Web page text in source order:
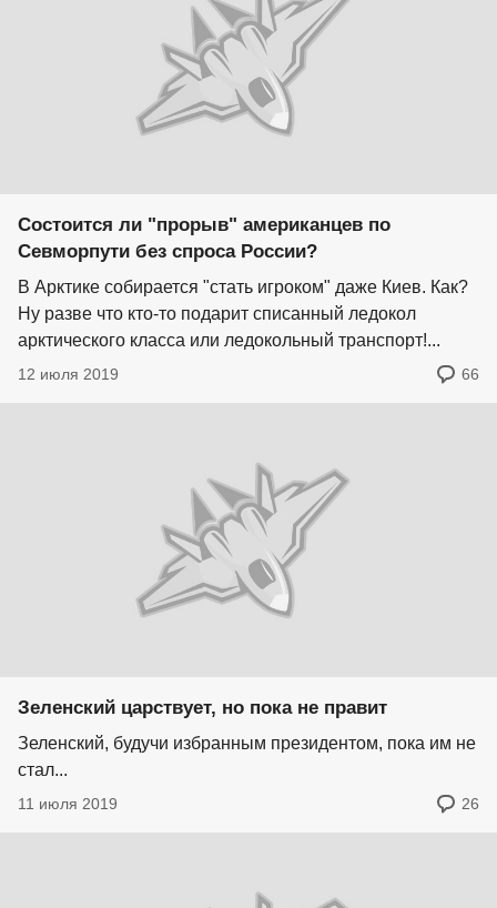
Состоится ли "прорыв" американцев по
Севморпути без спроса России?
В Арктике собирается "стать игроком" даже Киев. Как?
Ну разве что кто-то подарит списанный ледокол
арктического класса или ледокольный транспорт!...
12 июля 2019 66
Зеленский царствует, но пока не правит
Зеленский, будучи избранным президентом, пока им не
стал...
11 июля 2019 26